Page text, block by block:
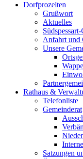
Dorfprozelten
Grußwort
Aktuelles
Anfahrt und
Unsere
Rathaus &
Telefonliste
Gemeinderat
Satzungen